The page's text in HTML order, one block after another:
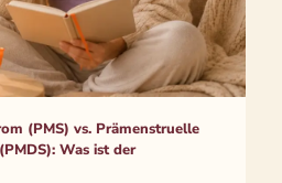
(PMS) vs. Prämenstruelle
Was ist der